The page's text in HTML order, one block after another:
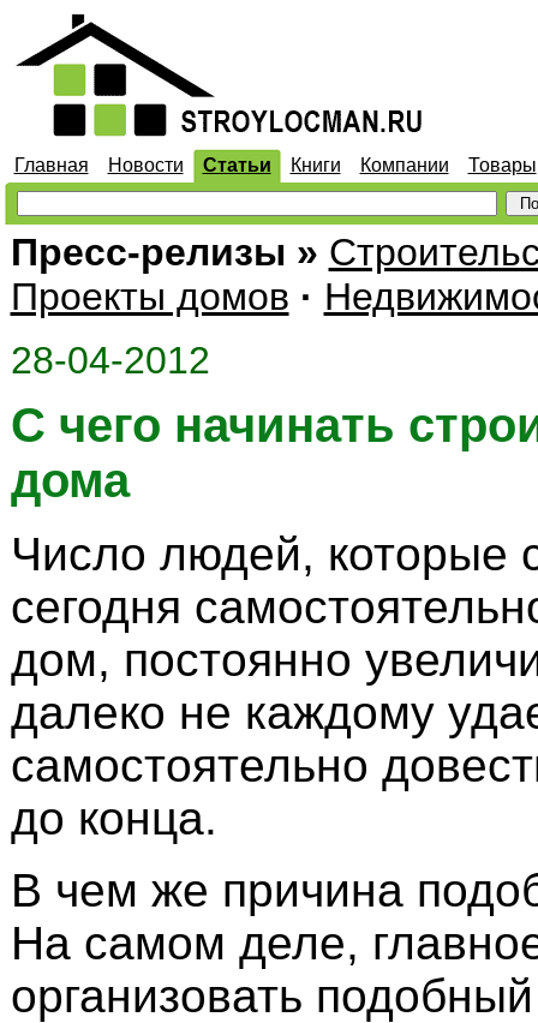
Главная Новости Статьи Книги Компании Товары
Пресс-релизы »
Проекты домов ·
28-04-2012
С чего начинать
дома
Число людей, которые
сегодня
дом, постоянно
далеко не каждому
самостоятельно
до конца.
В чем же причина
На самом деле,
организовать